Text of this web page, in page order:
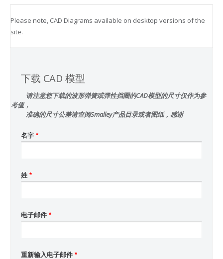
Please note, CAD Diagrams available on desktop versions of the
site.
下载 CAD 模型
请注意您下载的波形弹簧或弹性挡圈的CAD模型的尺寸仅作为参
考值，
准确的尺寸公差请查阅Smalley产品目录或者图纸，感谢
名字 *
姓 *
电子邮件 *
重新输入电子邮件 *